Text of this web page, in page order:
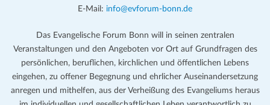
E-Mail: info@evforum-bonn.de
Das Evangelische Forum Bonn will in seinen zentralen
Veranstaltungen und den Angeboten vor Ort auf Grundfragen des
persönlichen, beruflichen, kirchlichen und öffentlichen Lebens
eingehen, zu offener Begegnung und ehrlicher Auseinandersetzung
anregen und mithelfen, aus der Verheißung des Evangeliums heraus